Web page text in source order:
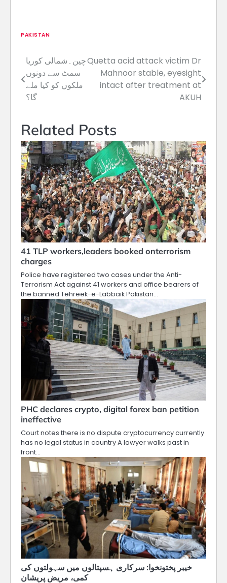
PAKISTAN
Post
navigation
چین۔شمالی کوریا
سمٹ سے دونوں
ملکوں کو کیا ملے
گا؟
Quetta acid attack victim Dr
Mahnoor stable, eyesight
intact after treatment at
AKUH
Related Posts
41 TLP workers,leaders booked onterrorism
charges
Police have registered two cases under the Anti-
Terrorism Act against 41 workers and office bearers of
the banned Tehreek-e-Labbaik Pakistan…
PHC declares crypto, digital forex ban petition
ineffective
Court notes there is no dispute cryptocurrency currently
has no legal status in country A lawyer walks past in
front…
خیبر پختونخوا: سرکاری ہسپتالوں میں سہولتوں کی
کمی، مریض پریشان